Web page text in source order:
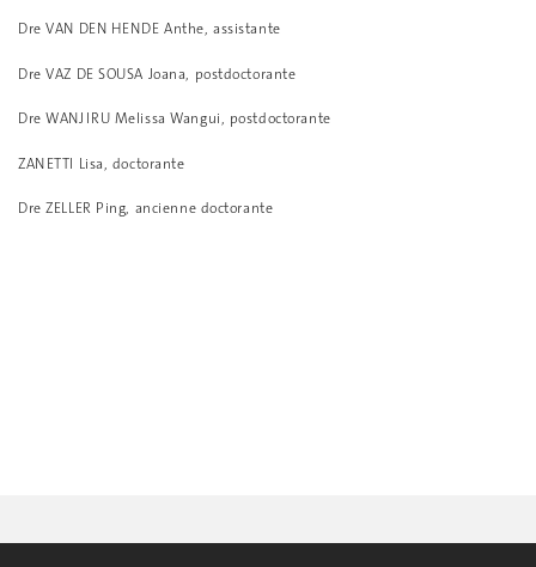
Dre VAN DEN HENDE Anthe, assistante
Dre VAZ DE SOUSA Joana, postdoctorante
Dre WANJIRU Melissa Wangui, postdoctorante
ZANETTI Lisa, doctorante
Dre ZELLER Ping, ancienne doctorante